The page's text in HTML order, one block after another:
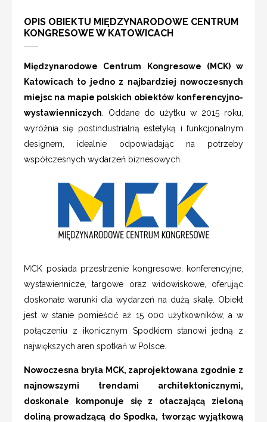
OPIS OBIEKTU MIĘDZYNARODOWE CENTRUM
KONGRESOWE W KATOWICACH
Międzynarodowe Centrum Kongresowe (MCK) w
Katowicach to jedno z najbardziej nowoczesnych
miejsc na mapie polskich obiektów konferencyjno-
wystawienniczych . Oddane do użytku w 2015 roku,
wyróżnia się postindustrialną estetyką i funkcjonalnym
designem, idealnie odpowiadając na potrzeby
współczesnych wydarzeń biznesowych.
MCK posiada przestrzenie kongresowe, konferencyjne,
wystawiennicze, targowe oraz widowiskowe, oferując
doskonałe warunki dla wydarzeń na dużą skalę. Obiekt
jest w stanie pomieścić aż 15 000 użytkowników, a w
połączeniu z ikonicznym Spodkiem stanowi jedną z
największych aren spotkań w Polsce.
Nowoczesna bryła MCK, zaprojektowana zgodnie z
najnowszymi trendami architektonicznymi,
doskonale komponuje się z otaczającą zieloną
doliną prowadzącą do Spodka, tworząc wyjątkową